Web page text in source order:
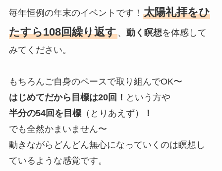
毎年恒例の年末のイベントです！ 太陽礼拝をひ
たすら108回繰り返す、 動く瞑想を体感して
みてください。
もちろんご自身のペースで取り組んでOK〜
はじめてだから目標は20回！ という方や
半分の54回を目標（とりあえず）
！
でも全然かまいません〜
動きながらどんどん無心になっていくのは瞑想し
ているような感覚です。